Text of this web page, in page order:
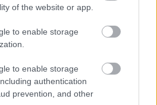
of the website or app.
to enable storage
to enable storage
authentication
prevention, and other
a szerelő? Nem
sem kell a